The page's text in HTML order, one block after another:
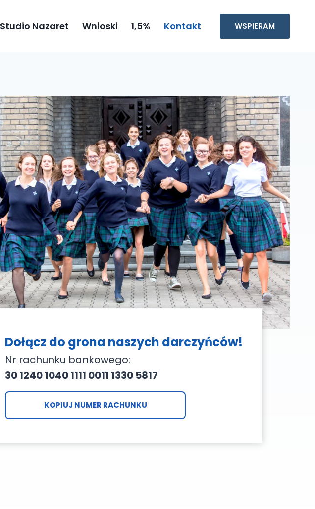
Studio Nazaret Wnioski 1,5% Kontakt WSPIERAM
Dołącz do grona naszych darczyńców!
Nr rachunku bankowego:
30 1240 1040 1111 0011 1330 5817
KOPIUJ NUMER RACHUNKU